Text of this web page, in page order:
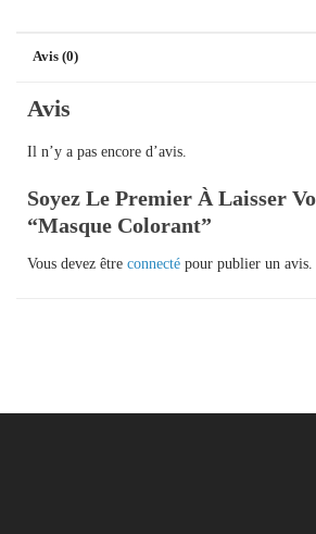
Avis (0)
Avis
Il n’y a pas encore d’avis.
Soyez Le Premier À Laisser
“Masque Colorant”
Vous devez être connecté pour publier un avis.